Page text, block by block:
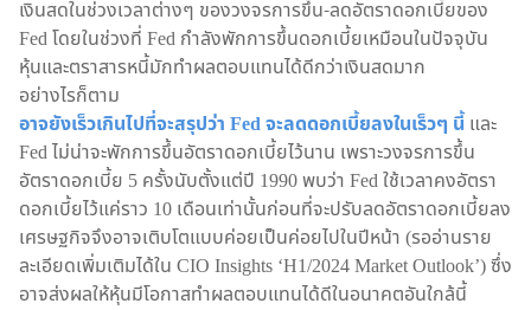
เงินสดในช่วงเวลาต่างๆ ของวงจรการขึ้น-ลดอัตราดอกเบี้ยของ
Fed โดยในช่วงที่ Fed กำลังพักการขึ้นดอกเบี้ยเหมือนในปัจจุบัน
หุ้นและตราสารหนี้มักทำผลตอบแทนได้ดีกว่าเงินสดมาก
อย่างไรก็ตาม
อาจยังเร็วเกินไปที่จะสรุปว่า Fed จะลดดอกเบี้ยลงในเร็วๆ นี้ และ
Fed ไม่น่าจะพักการขึ้นอัตราดอกเบี้ยไว้นาน เพราะวงจรการขึ้น
อัตราดอกเบี้ย 5 ครั้งนับตั้งแต่ปี 1990 พบว่า Fed ใช้เวลาคงอัตรา
ดอกเบี้ยไว้แค่ราว 10 เดือนเท่านั้นก่อนที่จะปรับลดอัตราดอกเบี้ยลง
เศรษฐกิจจึงอาจเติบโตแบบค่อยเป็นค่อยไปในปีหน้า (รออ่านราย
ละเอียดเพิ่มเติมได้ใน CIO Insights ‘H1/2024 Market Outlook’) ซึ่ง
อาจส่งผลให้หุ้นมีโอกาสทำผลตอบแทนได้ดีในอนาคตอันใกล้นี้